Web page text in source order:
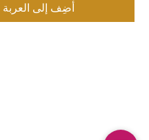
أضِف إلى العربة